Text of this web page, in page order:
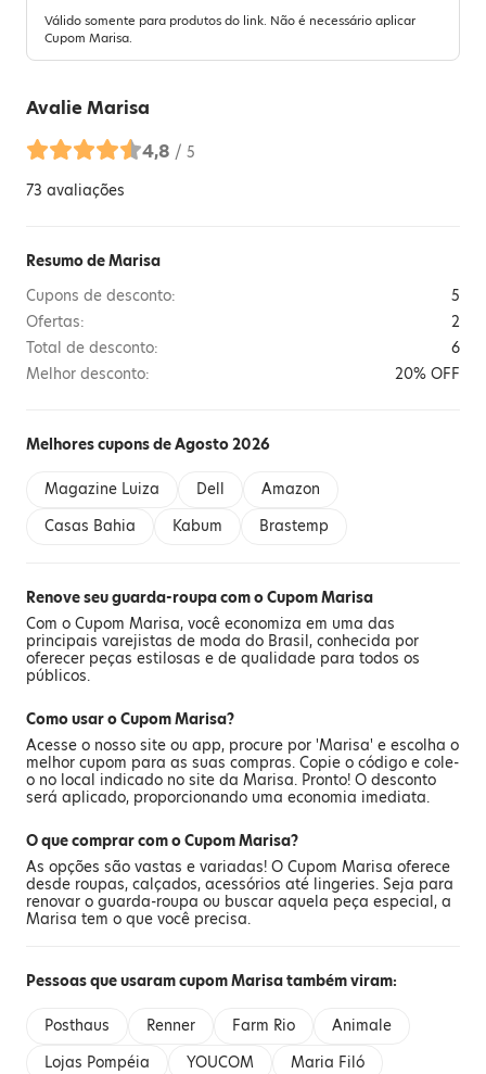
Válido somente para produtos do link. Não é necessário aplicar
Cupom Marisa.
AvalieMarisa
4,8 / 5
73 avaliações
Resumo de Marisa
Cupons de desconto:
5
Ofertas:
2
Total de desconto:
6
Melhor desconto:
20% OFF
Melhores cupons de Agosto 2026
Magazine Luiza Dell
Amazon
Casas Bahia
Kabum Brastemp
Renove seu guarda-roupa com o Cupom Marisa
Com o Cupom Marisa, você economiza em uma das
principais varejistas de moda do Brasil, conhecida por
oferecer peças estilosas e de qualidade para todos os
públicos.
Como usar o Cupom Marisa?
Acesse o nosso site ou app, procure por 'Marisa' e escolha o
melhor cupom para as suas compras. Copie o código e cole-
o no local indicado no site da Marisa. Pronto! O desconto
será aplicado, proporcionando uma economia imediata.
O que comprar com o Cupom Marisa?
As opções são vastas e variadas! O Cupom Marisa oferece
desde roupas, calçados, acessórios até lingeries. Seja para
renovar o guarda-roupa ou buscar aquela peça especial, a
Marisa tem o que você precisa.
Pessoas que usaram cupom Marisa também viram:
Posthaus Renner Farm Rio
Animale
Lojas Pompéia
YOUCOM
Maria Filó